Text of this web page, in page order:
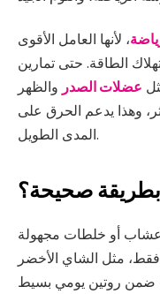
، لأنها العامل الأقوى
الطاقة. حتى تمارين
عضلات الصدر والظهر
وهذا يدعم الحرق على
المدى الطويل.
صحيحة؟
أو خلطات مجهولة
فقط، مثل الشاي الأخضر